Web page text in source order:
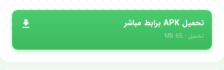
تحميل APK برابط مباشر
تحميل - 65 MB